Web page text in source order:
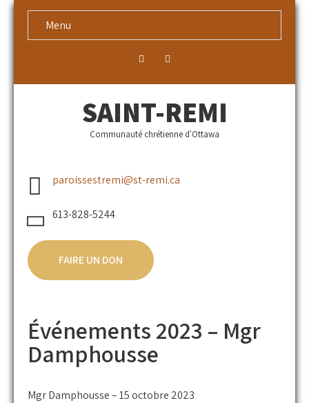
Menu
SAINT-REMI
Communauté chrétienne d'Ottawa
paroissestremi@st-remi.ca
613-828-5244
FAIRE UN DON
Événements 2023 – Mgr
Damphousse
Mgr Damphousse – 15 octobre 2023